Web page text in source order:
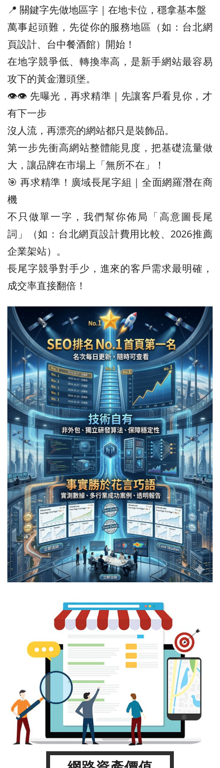
📍 關鍵字先做地區字｜在地卡位，穩拿基本盤
萬事起頭難，先從你的服務地區（如：台北網
頁設計、台中餐酒館）開始！
在地字競爭低、轉換率高，是新手網站最容易
攻下的黃金灘頭堡。
👁️‍👁️‍ 先曝光，再求精準｜先讓客戶看見你，才
有下一步
沒人流，再漂亮的網站都只是裝飾品。
第一步先衝高網站整體能見度，把基礎流量做
大，讓品牌在市場上「無所不在」！
🎯 再求精準！廣域長尾字組｜全面網羅潛在商
機
不只做單一字，我們幫你佈局「高意圖長尾
詞」（如：台北網頁設計費用比較、2026推薦
企業架站）。
長尾字競爭對手少，進來的客戶需求最明確，
成交率直接翻倍！